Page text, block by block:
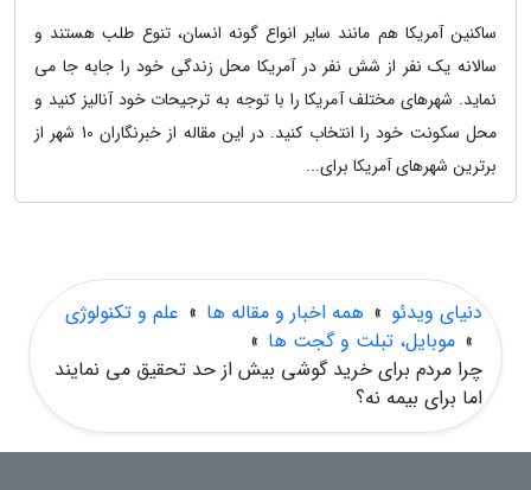
ساکنین آمریکا هم مانند سایر انواع گونه انسان، تنوع طلب هستند و
سالانه یک نفر از شش نفر در آمریکا محل زندگی خود را جابه جا می
نماید. شهرهای مختلف آمریکا را با توجه به ترجیحات خود آنالیز کنید و
محل سکونت خود را انتخاب کنید. در این مقاله از خبرنگاران 10 شهر از
برترین شهرهای آمریکا برای...
دنیای ویدئو » همه اخبار و مقاله ها » علم و تکنولوژی
» موبایل، تبلت و گجت ها »
چرا مردم برای خرید گوشی بیش از حد تحقیق می نمایند
اما برای بیمه نه؟